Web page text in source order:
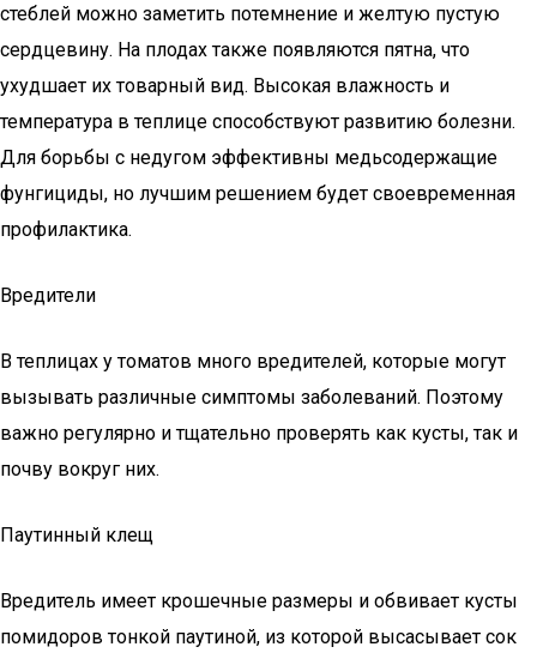
стеблей можно заметить потемнение и желтую пустую
сердцевину. На плодах также появляются пятна, что
ухудшает их товарный вид. Высокая влажность и
температура в теплице способствуют развитию болезни.
Для борьбы с недугом эффективны медьсодержащие
фунгициды, но лучшим решением будет своевременная
профилактика.
Вредители
В теплицах у томатов много вредителей, которые могут
вызывать различные симптомы заболеваний. Поэтому
важно регулярно и тщательно проверять как кусты, так и
почву вокруг них.
Паутинный клещ
Вредитель имеет крошечные размеры и обвивает кусты
помидоров тонкой паутиной, из которой высасывает сок